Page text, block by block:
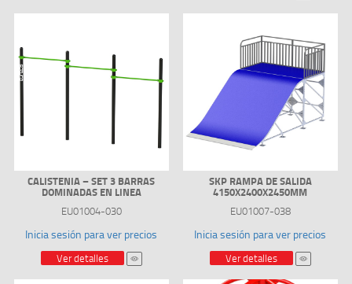
CALISTENIA – SET 3 BARRAS
DOMINADAS EN LINEA
EU01004-030
Inicia sesión para ver precios
Ver detalles
SKP RAMPA DE SALIDA
4150X2400X2450MM
EU01007-038
Inicia sesión para ver precios
Ver detalles